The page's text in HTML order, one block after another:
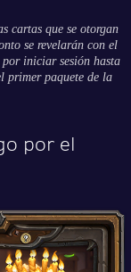
cartas que se otorgan
se revelarán con el
iniciar sesión hasta
primer paquete de la
por el